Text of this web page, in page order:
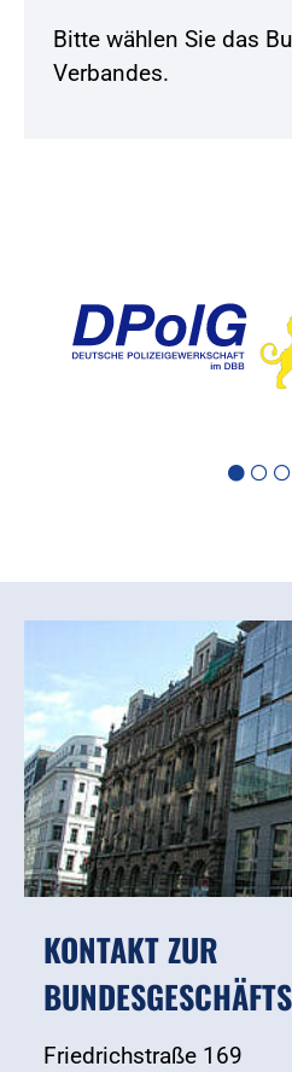
Bitte wählen Sie das
Verbandes.
KONTAKT ZUR
Friedrichstraße 169